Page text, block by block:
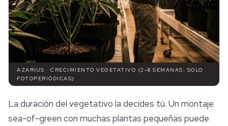
AZARIUS · CRECIMIENTO VEGETATIVO (2–8 SEMANAS, SOLO
FOTOPERIÓDICAS)
La duración del vegetativo la decides tú. Un montaje
sea-of-green con muchas plantas pequeñas puede